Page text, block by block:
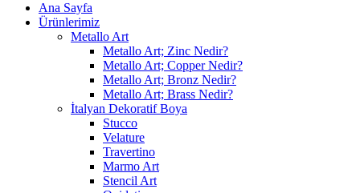
Ana Sayfa
Ürünlerimiz
Metallo Art
Metallo Art; Zinc Nedir?
Metallo Art; Copper Nedir?
Metallo Art; Bronz Nedir?
Metallo Art; Brass Nedir?
İtalyan Dekoratif Boya
Stucco
Velature
Travertino
Marmo Art
Stencil Art